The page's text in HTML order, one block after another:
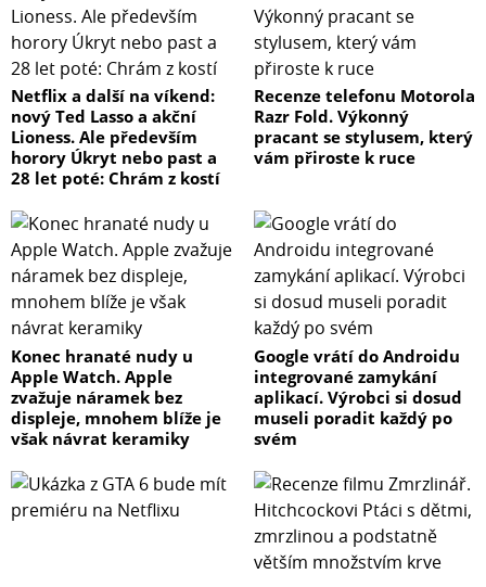
Netflix a další na víkend:
nový Ted Lasso a akční
Lioness. Ale především
horory Úkryt nebo past a
28 let poté: Chrám z kostí
Recenze telefonu Motorola
Razr Fold. Výkonný
pracant se stylusem, který
vám přiroste k ruce
Konec hranaté nudy u
Apple Watch. Apple
zvažuje náramek bez
displeje, mnohem blíže je
však návrat keramiky
Google vrátí do Androidu
integrované zamykání
aplikací. Výrobci si dosud
museli poradit každý po
svém